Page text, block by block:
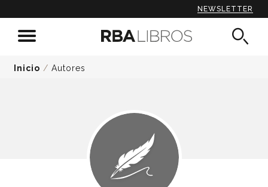
NEWSLETTER
Inicio / Autores